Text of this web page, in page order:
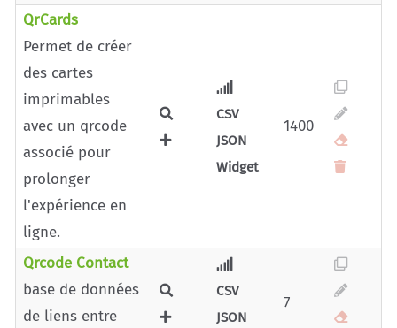
QrCards
Permet de créer
des cartes
imprimables
avec un qrcode
associé pour
prolonger
l'expérience en
ligne.
CSV
JSON
Widget
1400
Qrcode Contact
base de données
de liens entre
CSV
JSON
7